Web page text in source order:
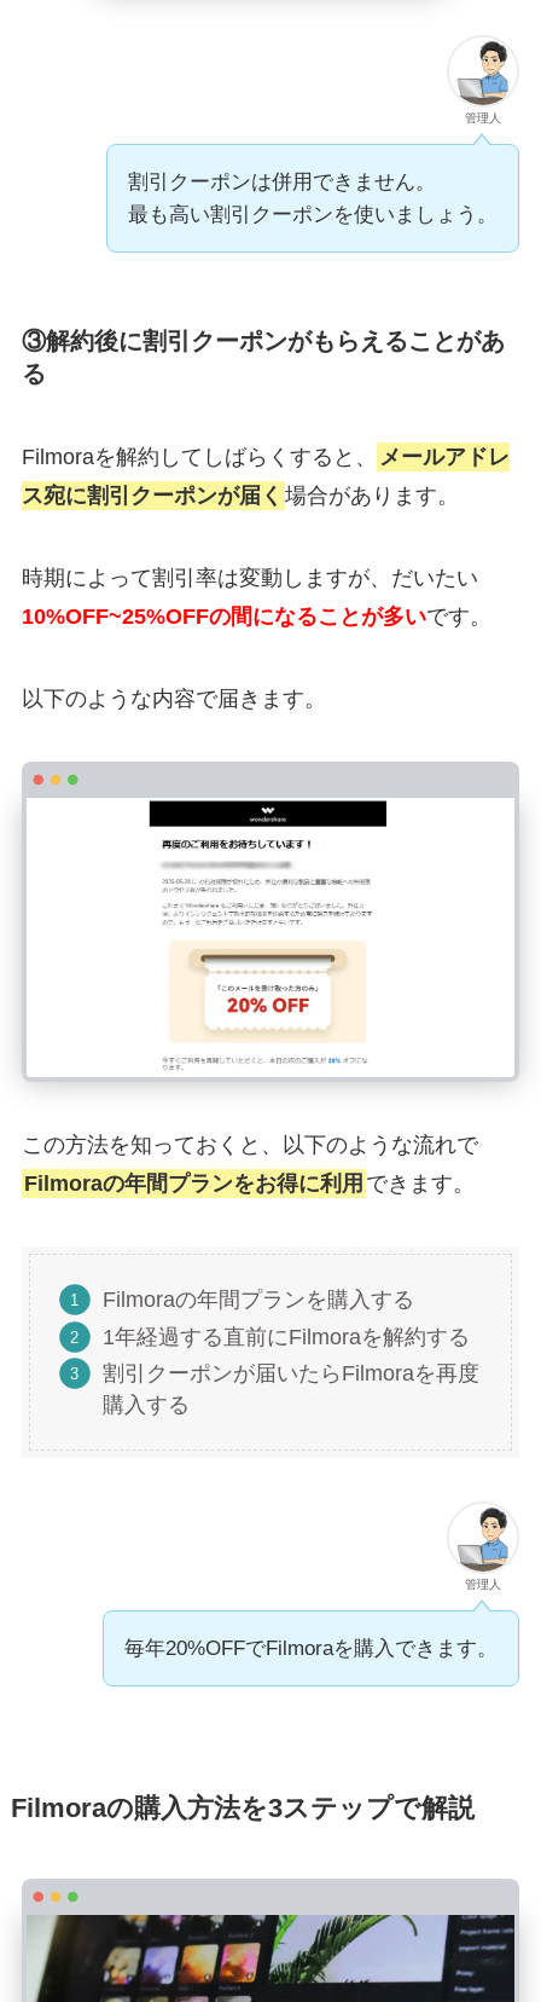
管理人
割引クーポンは併用できません。
最も高い割引クーポンを使いましょう。
③解約後に割引クーポンがもらえることがあ
る
Filmoraを解約してしばらくすると、
メールアドレ
ス宛に割引クーポンが届く 場合があります。
時期によって割引率は変動しますが、だいたい
10%OFF~25%OFFの間になることが多いです。
以下のような内容で届きます。
この方法を知っておくと、以下のような流れで
Filmoraの年間プランをお得に利用 できます。
Filmoraの年間プランを購入する
1年経過する直前にFilmoraを解約する
割引クーポンが届いたらFilmoraを再度
購入する
管理人
毎年20%OFFでFilmoraを購入できます。
Filmoraの購入方法を3ステップで解説